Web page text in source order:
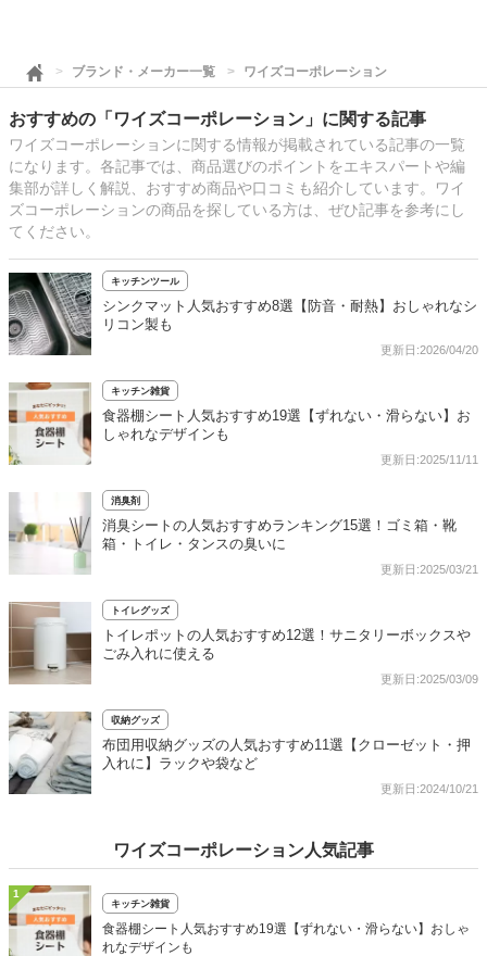
ブランド・メーカー一覧 ワイズコーポレーション
おすすめの「ワイズコーポレーション」に関する記事
ワイズコーポレーションに関する情報が掲載されている記事の一覧
になります。各記事では、商品選びのポイントをエキスパートや編
集部が詳しく解説、おすすめ商品や口コミも紹介しています。ワイ
ズコーポレーションの商品を探している方は、ぜひ記事を参考にし
てください。
キッチンツール
シンクマット人気おすすめ8選【防音・耐熱】おしゃれなシ
リコン製も
更新日:2026/04/20
キッチン雑貨
食器棚シート人気おすすめ19選【ずれない・滑らない】お
しゃれなデザインも
更新日:2025/11/11
消臭剤
消臭シートの人気おすすめランキング15選！ゴミ箱・靴
箱・トイレ・タンスの臭いに
更新日:2025/03/21
トイレグッズ
トイレポットの人気おすすめ12選！サニタリーボックスや
ごみ入れに使える
更新日:2025/03/09
収納グッズ
布団用収納グッズの人気おすすめ11選【クローゼット・押
入れに】ラックや袋など
更新日:2024/10/21
ワイズコーポレーション人気記事
1
キッチン雑貨
食器棚シート人気おすすめ19選【ずれない・滑らない】おしゃ
れなデザインも